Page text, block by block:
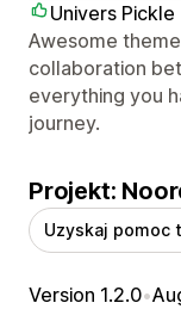
Univers Pickle
Awesome
collaboration
everything you
journey.
Projekt:
Uzyskaj pomoc
Version 1.2.0•